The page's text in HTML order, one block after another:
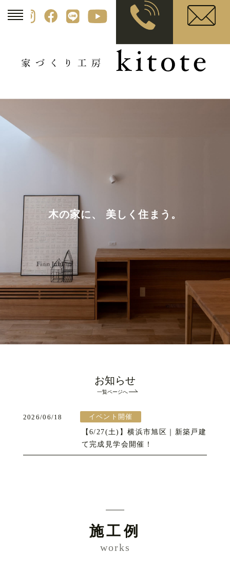
木の家に、 美しく住まう。
お知らせ
一覧ページへ
2026/06/18
イベント開催
【6/27(土)】横浜市旭区｜新築戸建
て完成見学会開催！
施工例
works